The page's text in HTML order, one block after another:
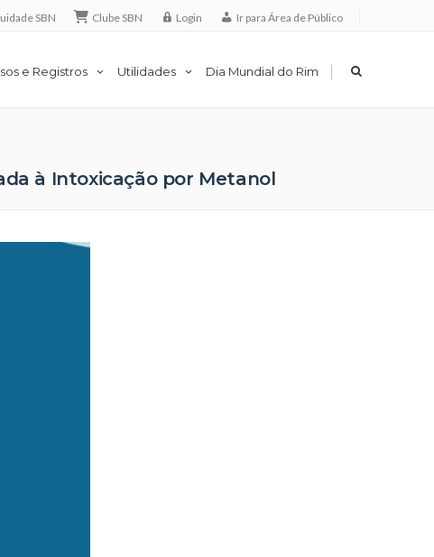
SBN Clube SBN Login Ir para Área de Público
e Registros Utilidades Dia Mundial do Rim |
à Intoxicação por Metanol